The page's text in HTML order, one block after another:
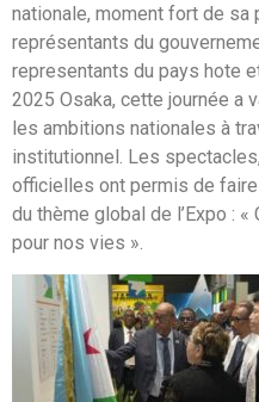
nationale, moment fort de sa
représentants du
representants du pays hote
2025 Osaka, cette journée a
les ambitions nationales à
institutionnel. Les
officielles ont permis de
du thème global de l’Expo :
pour nos vies ».